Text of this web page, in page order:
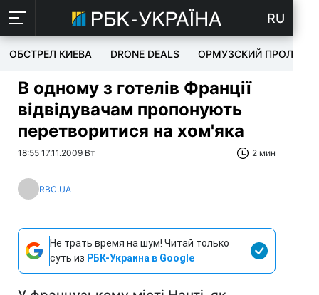
RU
ОБСТРЕЛ КИЕВА DRONE DEALS ОРМУЗСКИЙ ПРОЛИВ
В одному з готелів Франції
відвідувачам пропонують
перетворитися на хом'яка
18:55 17.11.2009 Вт 2 мин
RBC.UA
Не трать время на шум! Читай только
суть из РБК-Украина в Google